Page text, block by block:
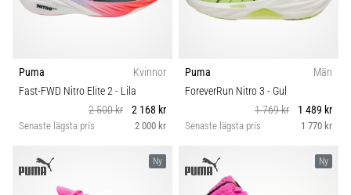
artiklar
Puma
Kvinnor
Fast-FWD Nitro Elite 2- Lila
2 500 kr
2 168 kr
Senaste lägsta pris 2 000 kr
Puma
Män
ForeverRun Nitro 3 - Gul
1 769 kr
1 489 kr
Senaste lägsta pris 1 770 kr
Ny Ny